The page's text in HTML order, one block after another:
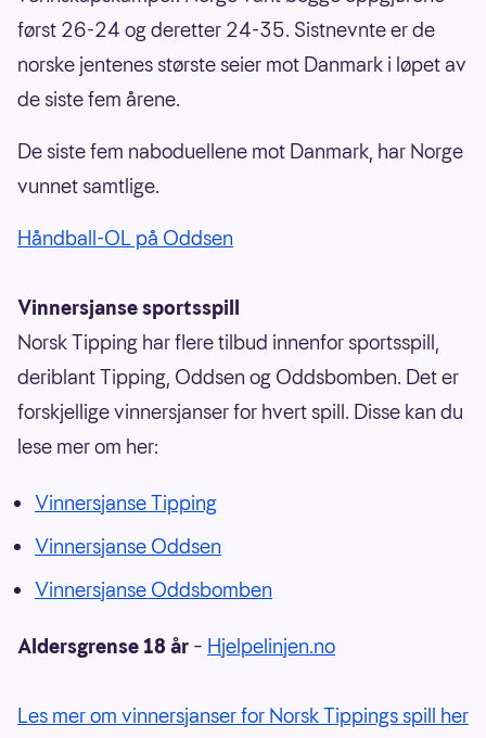
først 26-24 og deretter 24-35. Sistnevnte er de
norske jentenes største seier mot Danmark i løpet av
de siste fem årene.
De siste fem naboduellene mot Danmark, har Norge
vunnet samtlige.
Håndball-OL på Oddsen
Vinnersjanse sportsspill
Norsk Tipping har flere tilbud innenfor sportsspill,
deriblant Tipping, Oddsen og Oddsbomben. Det er
forskjellige vinnersjanser for hvert spill. Disse kan du
lese mer om her:
Vinnersjanse Tipping
Vinnersjanse Oddsen
Vinnersjanse Oddsbomben
Aldersgrense 18 år – Hjelpelinjen.no
Les mer om vinnersjanser for Norsk Tippings spill her